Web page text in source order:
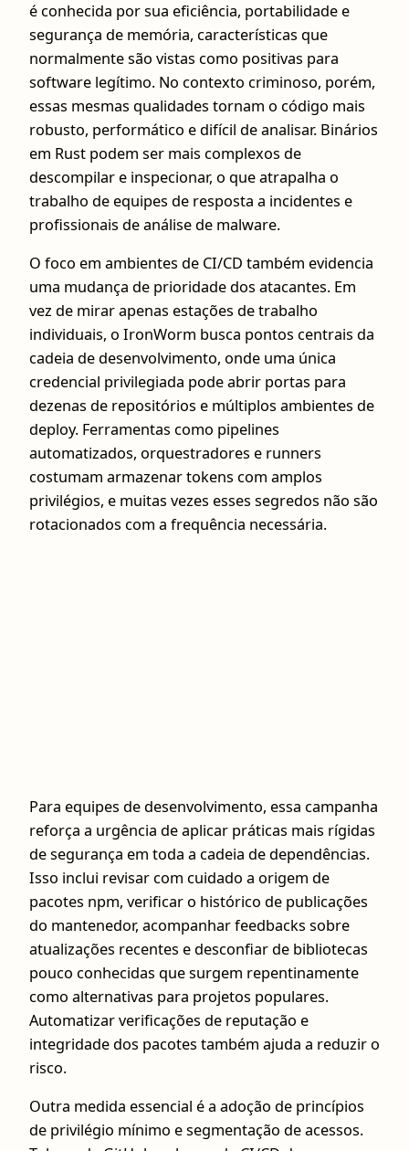
é conhecida por sua eficiência, portabilidade e
segurança de memória, características que
normalmente são vistas como positivas para
software legítimo. No contexto criminoso, porém,
essas mesmas qualidades tornam o código mais
robusto, performático e difícil de analisar. Binários
em Rust podem ser mais complexos de
descompilar e inspecionar, o que atrapalha o
trabalho de equipes de resposta a incidentes e
profissionais de análise de malware.
O foco em ambientes de CI/CD também evidencia
uma mudança de prioridade dos atacantes. Em
vez de mirar apenas estações de trabalho
individuais, o IronWorm busca pontos centrais da
cadeia de desenvolvimento, onde uma única
credencial privilegiada pode abrir portas para
dezenas de repositórios e múltiplos ambientes de
deploy. Ferramentas como pipelines
automatizados, orquestradores e runners
costumam armazenar tokens com amplos
privilégios, e muitas vezes esses segredos não são
rotacionados com a frequência necessária.
Para equipes de desenvolvimento, essa campanha
reforça a urgência de aplicar práticas mais rígidas
de segurança em toda a cadeia de dependências.
Isso inclui revisar com cuidado a origem de
pacotes npm, verificar o histórico de publicações
do mantenedor, acompanhar feedbacks sobre
atualizações recentes e desconfiar de bibliotecas
pouco conhecidas que surgem repentinamente
como alternativas para projetos populares.
Automatizar verificações de reputação e
integridade dos pacotes também ajuda a reduzir o
risco.
Outra medida essencial é a adoção de princípios
de privilégio mínimo e segmentação de acessos.